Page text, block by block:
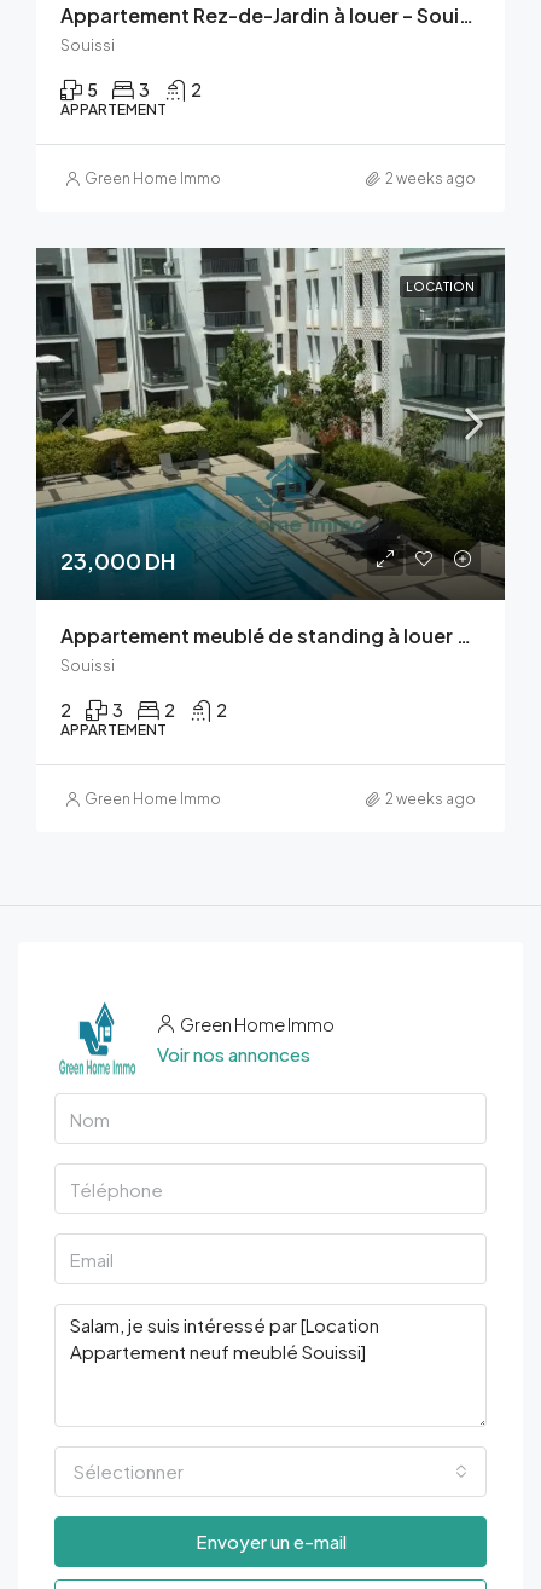
Appartement Rez-de-Jardin à louer – Souissi, Rabat
Souissi
5 3 2
APPARTEMENT
Green Home Immo 2 weeks ago
LOCATION
23,000 DH
Appartement meublé de standing à louer – Rabat Square
Souissi
2 3 2 2
APPARTEMENT
Green Home Immo 2 weeks ago
Green Home Immo
Voir nos annonces
Sélectionner
Envoyer un e-mail